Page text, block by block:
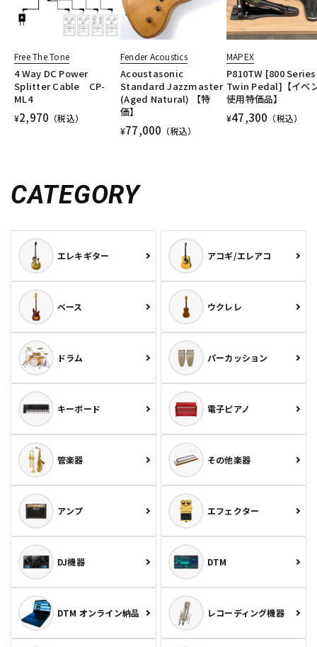
Free The Tone
4 Way DC Power
Splitter Cable CP-
ML4
¥2,970 （税込）
Fender Acoustics
Acoustasonic
Standard Jazzmaster
(Aged Natural) 【特
価】
¥77,000 （税込）
MAPEX
P810TW [800 Series
Twin Pedal]【イベ
使用特価品】
¥47,300 （税込）
CATEGORY
エレキギター アコギ/エレアコ
ベース ウクレレ
ドラム パーカッション
キーボード 電子ピアノ
管楽器 その他楽器
アンプ エフェクター
DJ機器 DTM
DTM オンライン納品 レコーディング機器